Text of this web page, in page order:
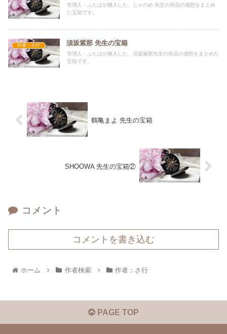
管理人・ふたばが購入した、じゃのめ 先生の作品の感想をまとめ
た宝箱です。
作者：さ行 須坂紫那 先生の宝箱
管理人・ふたばが購入した、須坂紫那先生の作品の感想をまとめた
宝箱です。
鶴亀まよ 先生の宝箱
SHOOWA 先生の宝箱②
コメント
コメントを書き込む
ホーム 作者検索 作者：さ行
PAGE TOP